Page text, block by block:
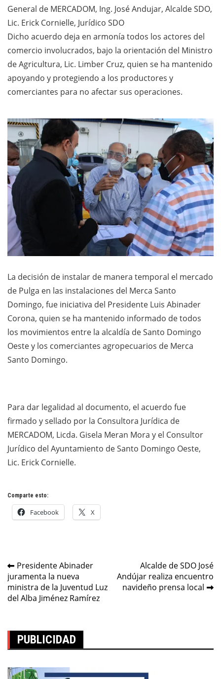
General de MERCADOM, Ing. José Andujar, Alcalde SDO,
Lic. Erick Cornielle, Jurídico SDO
Dicho acuerdo deja en armonía todos los actores del
comercio involucrados, bajo la orientación del Ministro
de Agricultura, Lic. Limber Cruz, quien se ha mantenido
apoyando y protegiendo a los productores y
comerciantes para no afectar sus operaciones.
La decisión de instalar de manera temporal el mercado
de Pulga en las instalaciones del Merca Santo
Domingo, fue iniciativa del Presidente Luis Abinader
Corona, quien se ha mantenido informado de todos
los movimientos entre la alcaldía de Santo Domingo
Oeste y los comerciantes agropecuarios de Merca
Santo Domingo.
Para dar legalidad al documento, el acuerdo fue
firmado y sellado por la Consultora Jurídica de
MERCADOM, Licda. Gisela Meran Mora y el Consultor
Jurídico del Ayuntamiento de Santo Domingo Oeste,
Lic. Erick Cornielle.
Comparte esto:
Facebook X
Navegación
de
entradas
Presidente Abinader
juramenta la nueva
ministra de la Juventud Luz
del Alba Jiménez Ramírez
Alcalde de SDO José
Andújar realiza encuentro
navideño prensa local
PUBLICIDAD